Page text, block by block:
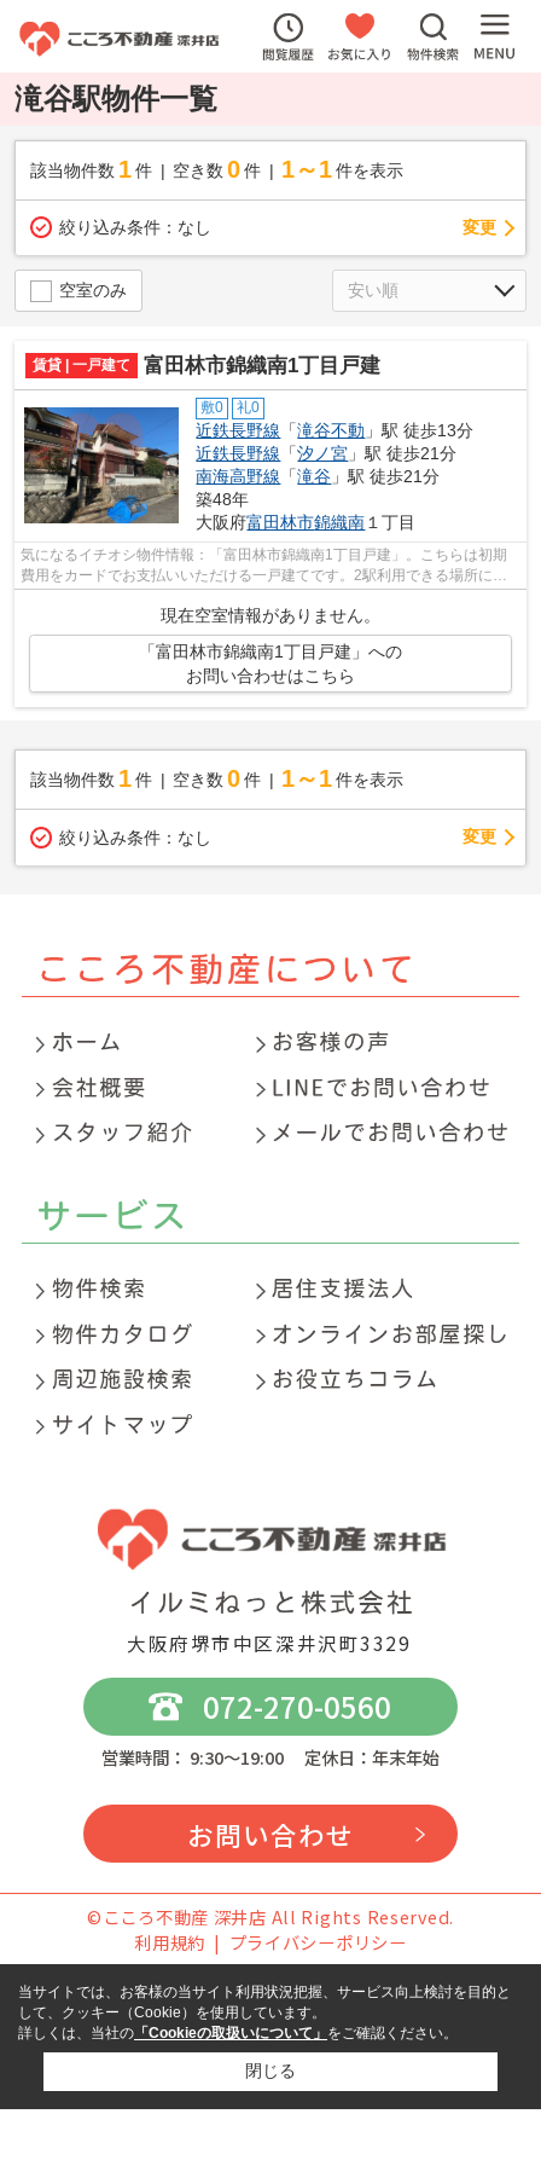
滝谷駅物件一覧
該当物件数 1件 空き数 0 件 1～1 件を表示
絞り込み条件： なし 変更
空室のみ
賃貸 | 一戸建て 富田林市錦織南1丁目戸建
敷0 礼0
近鉄長野線 「滝谷不動 」駅 徒歩13分
近鉄長野線 「汐ノ宮 」駅 徒歩21分
南海高野線 「滝谷 」駅 徒歩21分
築48年
大阪府富田林市錦織南 １丁目
気になるイチオシ物件情報：「富田林市錦織南1丁目戸建」。こちらは初期
費用をカードでお支払いいただける一戸建てです。2駅利用できる場所にあ
り、行き先に合わせて使い分けができま...
現在空室情報がありません。
「富田林市錦織南1丁目戸建」への
お問い合わせはこちら
該当物件数 1件 空き数 0 件 1～1 件を表示
絞り込み条件： なし 変更
大阪府堺市中区深井沢町3329
072-270-0560
営業時間： 9:30～19:00 定休日：年末年始
お問い合わせ
©こころ不動産 深井店 All Rights Reserved.
利用規約
プライバシーポリシー
当サイトでは、お客様の当サイト利用状況把握、サービス向上検討を目的と
して、クッキー（Cookie）を使用しています。
詳しくは、当社の 「Cookieの取扱いについて」 をご確認ください。
閉じる